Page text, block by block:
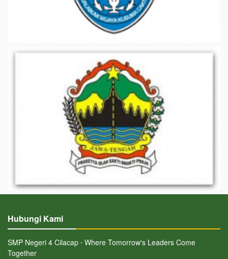
Hubungi Kami
SMP Negeri 4 Cilacap ⋅ Where Tomorrow's Leaders Come
Together